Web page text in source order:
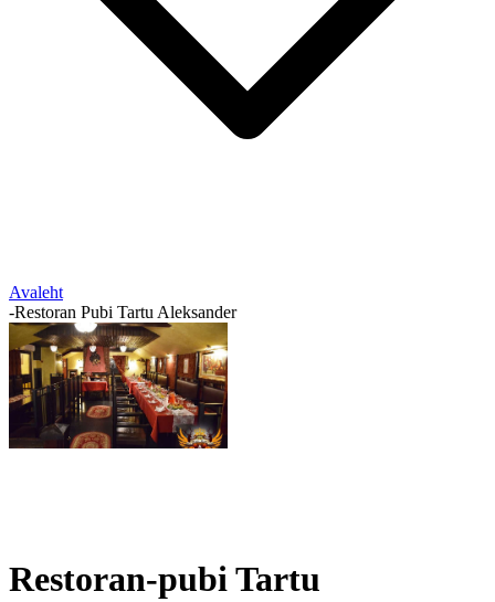
Avaleht
-Restoran Pubi Tartu Aleksander
Restoran-pubi Tartu